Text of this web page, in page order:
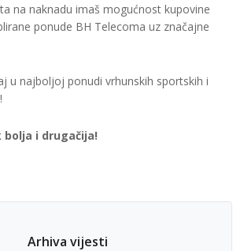
na naknadu imaš mogućnost kupovine
ponude BH Telecoma uz značajne
u najboljoj ponudi vrhunskih sportskih i
bolja i drugačija!
Arhiva vijesti